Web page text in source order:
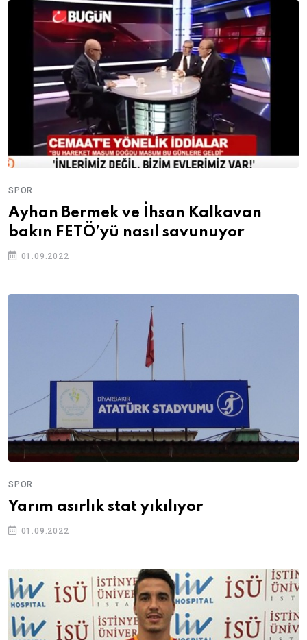
SPOR
Ayhan Bermek ve İhsan Kalkavan
bakın FETÖ’yü nasıl savunuyor
01.09.2022
SPOR
Yarım asırlık stat yıkılıyor
01.09.2022